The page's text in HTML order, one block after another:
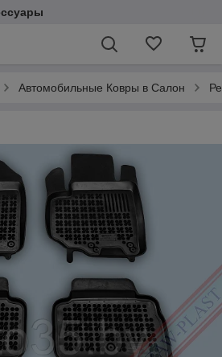
Автомобильные Ковры в Салон